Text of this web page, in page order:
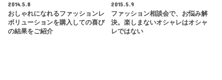
2014.5.8
おしゃれになれるファッションレ
ボリューションを購入しての喜び
の結果をご紹介
2015.5.9
ファッション相談会で、お悩み解
決。楽しまないオシャレはオシャ
レではない